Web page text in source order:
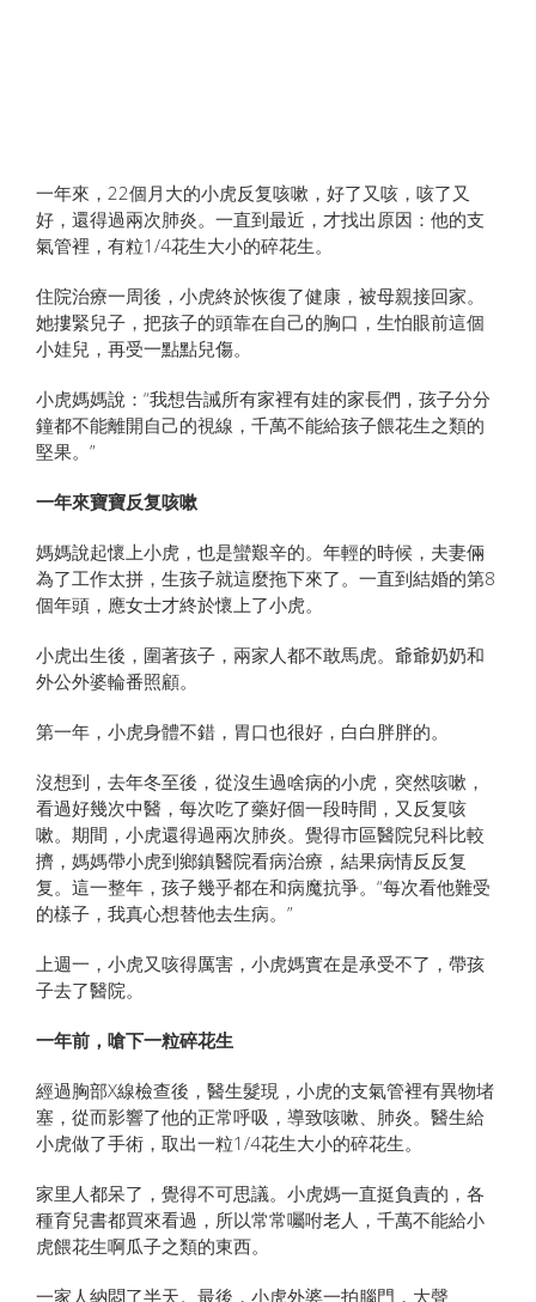
一年來，22個月大的小虎反复咳嗽，好了又咳，咳了又
好，還得過兩次肺炎。一直到最近，才找出原因：他的支
氣管裡，有粒1/4花生大小的碎花生。
住院治療一周後，小虎終於恢復了健康，被母親接回家。
她摟緊兒子，把孩子的頭靠在自己的胸口，生怕眼前這個
小娃兒，再受一點點兒傷。
小虎媽媽說：“我想告誡所有家裡有娃的家長們，孩子分分
鐘都不能離開自己的視線，千萬不能給孩子餵花生之類的
堅果。”
一年來寶寶反复咳嗽
媽媽說起懷上小虎，也是蠻艱辛的。年輕的時候，夫妻倆
為了工作太拼，生孩子就這麼拖下來了。一直到結婚的第8
個年頭，應女士才終於懷上了小虎。
小虎出生後，圍著孩子，兩家人都不敢馬虎。爺爺奶奶和
外公外婆輪番照顧。
第一年，小虎身體不錯，胃口也很好，白白胖胖的。
沒想到，去年冬至後，從沒生過啥病的小虎，突然咳嗽，
看過好幾次中醫，每次吃了藥好個一段時間，又反复咳
嗽。期間，小虎還得過兩次肺炎。覺得市區醫院兒科比較
擠，媽媽帶小虎到鄉鎮醫院看病治療，結果病情反反复
复。這一整年，孩子幾乎都在和病魔抗爭。“每次看他難受
的樣子，我真心想替他去生病。”
上週一，小虎又咳得厲害，小虎媽實在是承受不了，帶孩
子去了醫院。
一年前，嗆下一粒碎花生
經過胸部X線檢查後，醫生髮現，小虎的支氣管裡有異物堵
塞，從而影響了他的正常呼吸，導致咳嗽、肺炎。醫生給
小虎做了手術，取出一粒1/4花生大小的碎花生。
家里人都呆了，覺得不可思議。小虎媽一直挺負責的，各
種育兒書都買來看過，所以常常囑咐老人，千萬不能給小
虎餵花生啊瓜子之類的東西。
一家人納悶了半天。最後，小虎外婆一拍腦門，大聲